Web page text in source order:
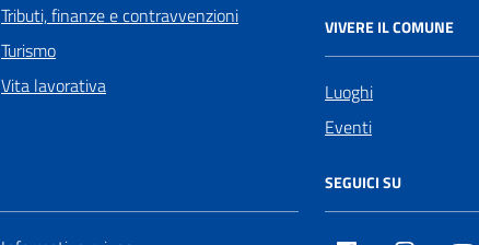
Tributi, finanze e contravvenzioni
Turismo
Vita lavorativa
VIVERE IL COMUNE
Luoghi
Eventi
SEGUICI SU